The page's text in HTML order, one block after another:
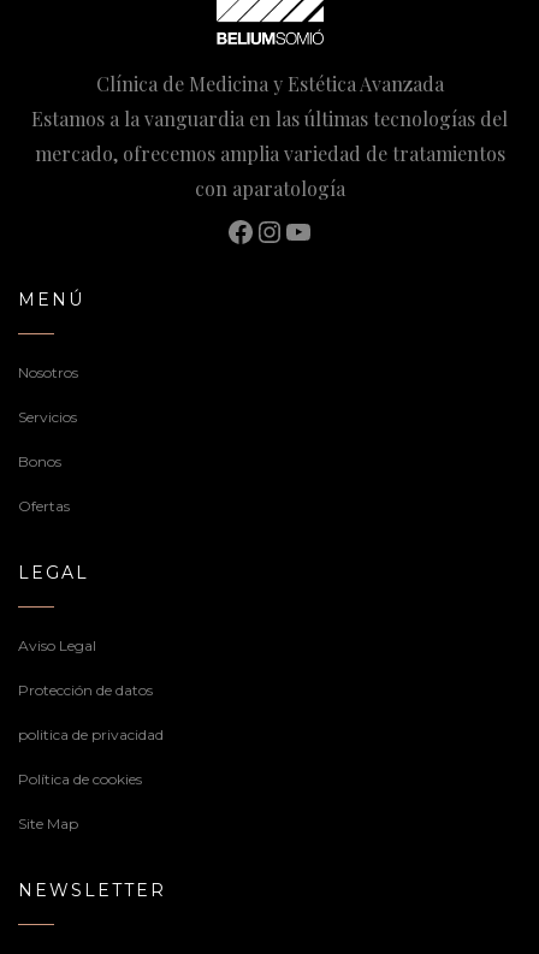
Clínica de Medicina y Estética Avanzada
Estamos a la vanguardia en las últimas tecnologías del
mercado, ofrecemos amplia variedad de tratamientos
con aparatología
Facebook
Instagram
YouTube
MENÚ
Nosotros
Servicios
Bonos
Ofertas
LEGAL
Aviso Legal
Protección de datos
politica de privacidad
Política de cookies
Site Map
NEWSLETTER